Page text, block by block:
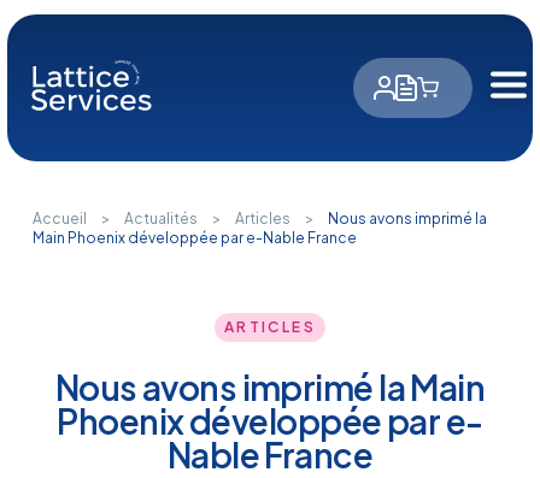
Panneau de gestion des cookies
Accueil > Actualités > Articles >
Nous avons imprimé la
Main Phoenix développée par e-Nable France
ARTICLES
Nous avons imprimé la Main
Phoenix développée par e-
Nable France